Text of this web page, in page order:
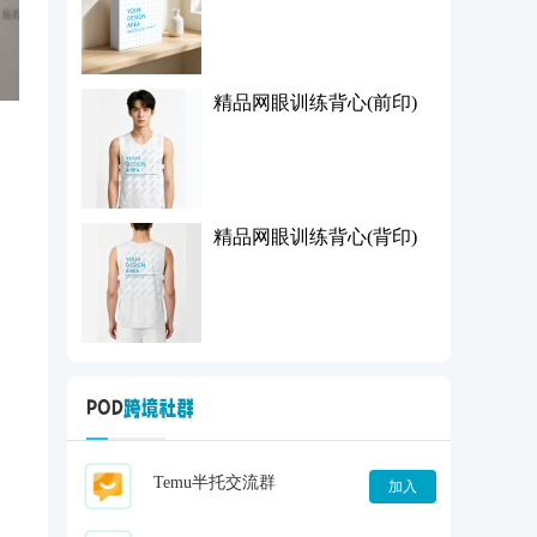
精品网眼训练背心(前印)
精品网眼训练背心(背印)
Temu半托交流群 加入